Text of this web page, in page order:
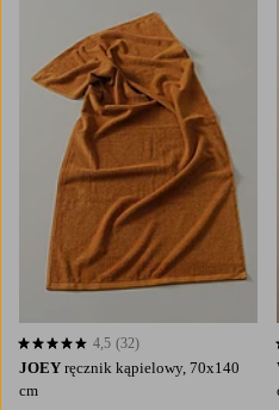
JOEY ręcznik kąpielowy, 70x140
cm
4,5 opierając się na 32 ocenach
4,5 (32)